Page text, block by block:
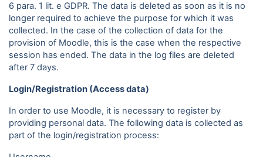
6 para. 1 lit. e GDPR. The data is deleted as soon as it is no
longer required to achieve the purpose for which it was
collected. In the case of the collection of data for the
provision of Moodle, this is the case when the respective
session has ended. The data in the log files are deleted
after 7 days.
Login/Registration (Access data)
In order to use Moodle, it is necessary to register by
providing personal data. The following data is collected as
part of the login/registration process: